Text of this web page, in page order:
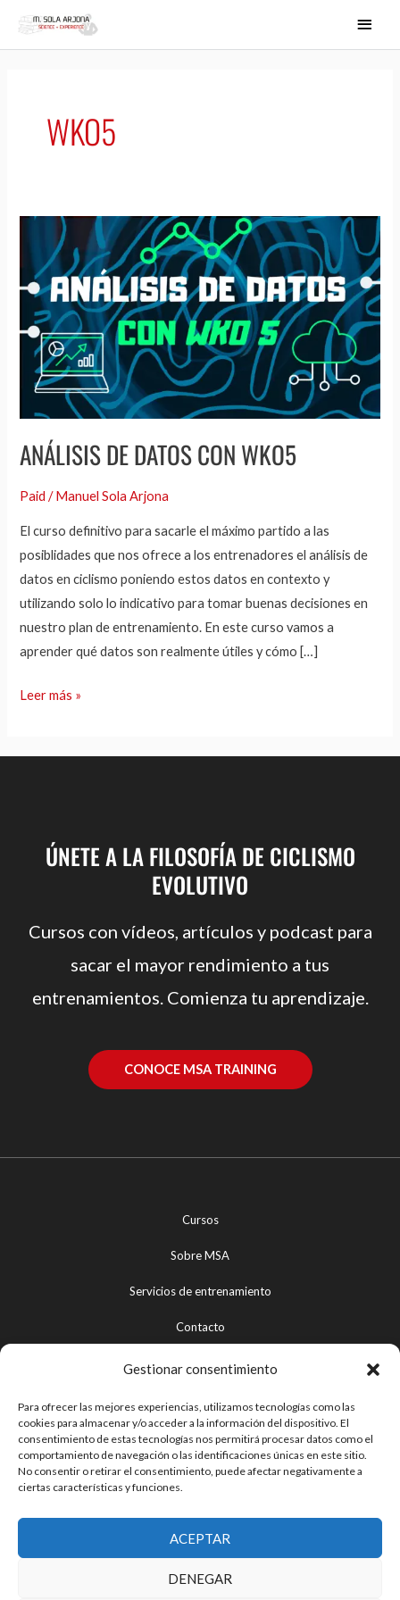
Gestionar consentimiento
Para ofrecer las mejores experiencias, utilizamos tecnologías como las
cookies para almacenar y/o acceder a la información del dispositivo. El
consentimiento de estas tecnologías nos permitirá procesar datos como el
comportamiento de navegación o las identificaciones únicas en este sitio.
No consentir o retirar el consentimiento, puede afectar negativamente a
ciertas características y funciones.
ACEPTAR
DENEGAR
WKO5
ANÁLISIS DE DATOS CON WKO5
Paid /Manuel Sola Arjona
El curso definitivo para sacarle el máximo partido a las
posiblidades que nos ofrece a los entrenadores el análisis de
datos en ciclismo poniendo estos datos en contexto y
utilizando solo lo indicativo para tomar buenas decisiones en
nuestro plan de entrenamiento. En este curso vamos a
aprender qué datos son realmente útiles y cómo […]
Análisis
datos
con
WKO5
Leer más »
ÚNETE A LA FILOSOFÍA DE CICLISMO
EVOLUTIVO
Cursos con vídeos, artículos y podcast para
sacar el mayor rendimiento a tus
entrenamientos. Comienza tu aprendizaje.
CONOCE MSA TRAINING
Cursos
Sobre MSA
Servicios de entrenamiento
Contacto
Política de privacidad
Términos y condiciones de uso
Política de devoluciones y reembolsos
Política de cookies